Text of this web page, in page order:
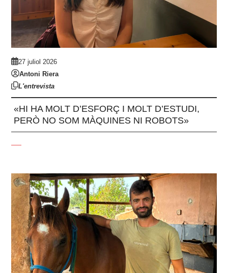
27 juliol 2026
Antoni Riera
L'entrevista
«HI HA MOLT D’ESFORÇ I MOLT D’ESTUDI,
PERÒ NO SOM MÀQUINES NI ROBOTS»